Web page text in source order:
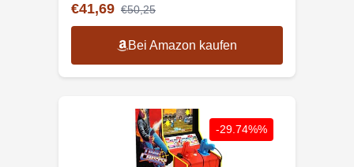
€41,69 €50,25
Bei Amazon kaufen
-29.74%%